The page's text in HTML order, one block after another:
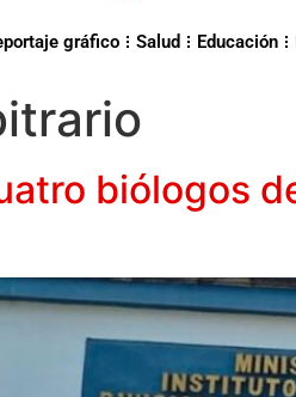
gráfico Salud Educación
biólogos